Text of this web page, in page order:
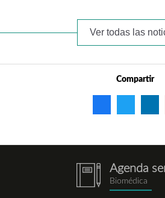
Ver todas las
Compartir
notebook.png
Agenda
Biomédica